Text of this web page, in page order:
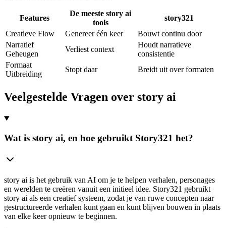
Features
De meeste story ai
tools
story321
Creatieve Flow
Genereer één keer
Bouwt continu door
Narratief
Geheugen
Verliest context
Houdt narratieve
consistentie
Formaat
Uitbreiding
Stopt daar Breidt uit over formaten
Veelgestelde Vragen over story ai
Wat is story ai, en hoe gebruikt Story321 het?
story ai is het gebruik van AI om je te helpen verhalen, personages
en werelden te creëren vanuit een initieel idee. Story321 gebruikt
story ai als een creatief systeem, zodat je van ruwe concepten naar
gestructureerde verhalen kunt gaan en kunt blijven bouwen in plaats
van elke keer opnieuw te beginnen.